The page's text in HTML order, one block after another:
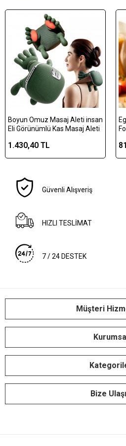
Boyun Omuz Masaj Aleti insan
Eli Görünümlü Kas Masaj Aleti
1.430,40 TL
Güvenli Alışveriş
HIZLI TESLİMAT
7 / 24 DESTEK
Müşteri
Bize